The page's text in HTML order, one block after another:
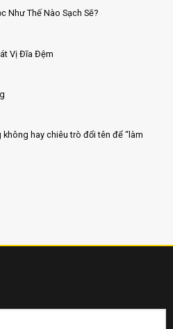
Như Thế Nào Sạch Sẽ?
Vị Đĩa Đệm
hay chiêu trò đổi tên để “làm